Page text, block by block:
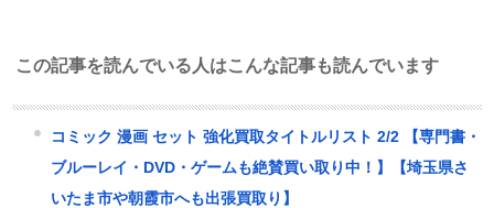
この記事を読んでいる人はこんな記事も読んでいます
コミック 漫画 セット 強化買取タイトルリスト 2/2 【専門書・
ブルーレイ・DVD・ゲームも絶賛買い取り中！】【埼玉県さ
いたま市や朝霞市へも出張買取り】